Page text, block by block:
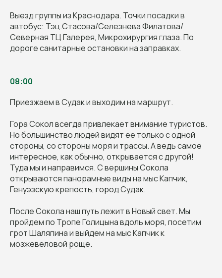
Выезд группы из Краснодара. Точки посадки в
автобус: Тэц.Стасова/Селезнева Филатова/
Северная ТЦ Галерея, Микрохирургия глаза. По
дороге санитарные остановки на заправках.
08:00
Приезжаем в Судак и выходим на маршрут.
Гора Сокол всегда привлекает внимание туристов.
Но большинство людей видят ее только с одной
стороны, со стороны моря и трассы. А ведь самое
интересное, как обычно, открывается с другой!
Туда мы и направимся. С вершины Сокола
открываются панорамные виды на мыс Капчик,
Генуэзскую крепость, город Судак.
После Сокола наш путь лежит в Новый свет. Мы
пройдем по Тропе Голицына вдоль моря, посетим
грот Шаляпина и выйдем на мыс Капчик к
мозжевеловой роще.